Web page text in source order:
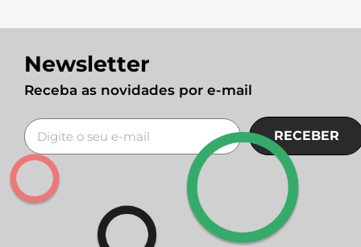
Newsletter
Receba as novidades por e-mail
RECEBER